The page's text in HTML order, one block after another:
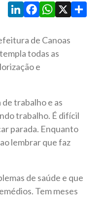
LinkedIn
Facebook
WhatsApp
X Share
de Canoas
todas as
e
trabalho e as
trabalho. É difícil
parada. Enquanto
lembrar que faz
de saúde e que
Tem meses